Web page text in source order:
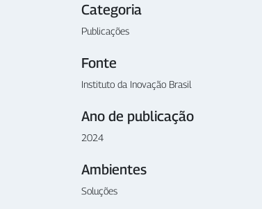
Categoria
Publicações
Fonte
Instituto da Inovação Brasil
Ano de publicação
2024
Ambientes
Soluções